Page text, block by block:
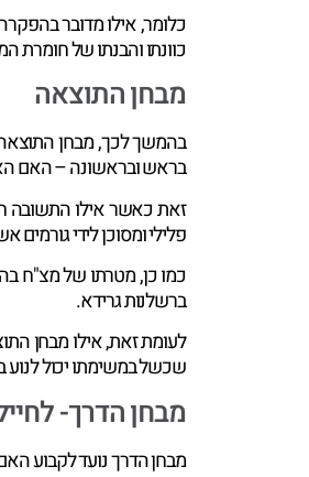
כלומר, אילו מדובר
כוונתו והבנתו של חומרת
מבחן התוצאה
בהמשך לכך, מבחן
בראש ובראשונה – האם
זאת כאשר אילו התשובה
פלילי ומסוכן לידי
כמו כן, מטרתו של מצ"ח
ברשלנות גרידא.
לעומת זאת, אילו מבחן
שכשל במשימתו יכול לנוע
מבחן הדרך-
מבחן הדרך נועד לקבוע